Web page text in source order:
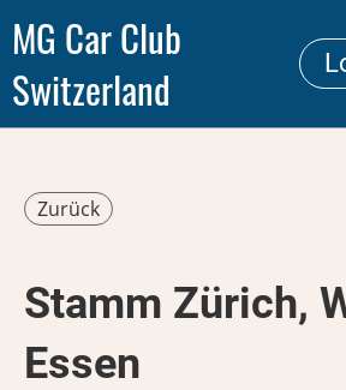
MG Car Club
Switzerland
Zurück
Stamm Zürich,
Essen